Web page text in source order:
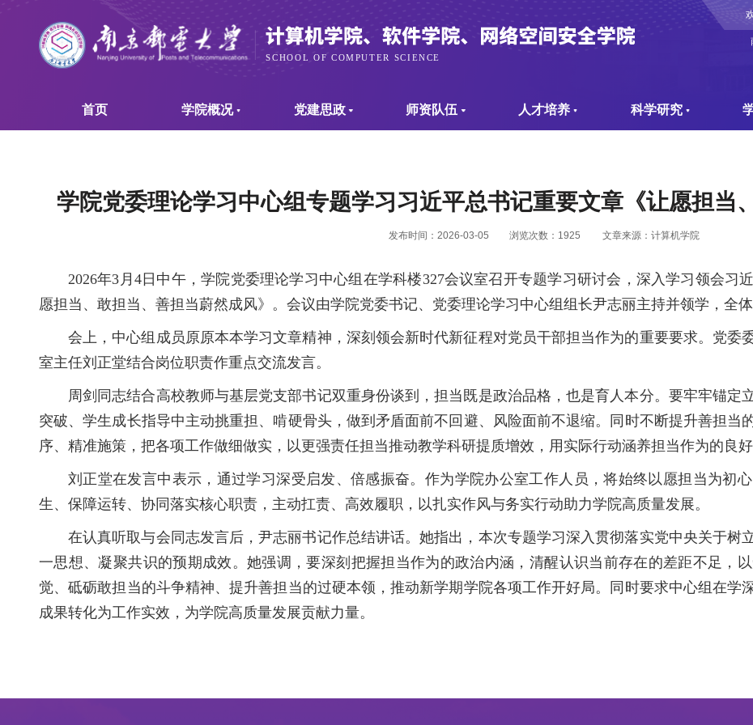
首页 学院概况 党建思政 师资队伍 人才培养 科学研究
学院党委理论学习中心组专题学习习近平总书记重要文章《让愿担当
发布时间：2026-03-05 浏览次数： 1925 文章来源：计算机学院
2026年3月4日中午，学院党委理论学习中心组在学科楼327会议室召开专题学习研讨会，深入学习领会习
愿担当、敢担当、善担当蔚然成风》。会议由学院党委书记、党委理论学习中心组组长尹志丽主持并领学，全体
会上，中心组成员原原本本学习文章精神，深刻领会新时代新征程对党员干部担当作为的重要要求。党委
室主任刘正堂结合岗位职责作重点交流发言。
周剑同志结合高校教师与基层党支部书记双重身份谈到，担当既是政治品格，也是育人本分。要牢牢锚定
突破、学生成长指导中主动挑重担、啃硬骨头，做到矛盾面前不回避、风险面前不退缩。同时不断提升善担当
序、精准施策，把各项工作做细做实，以更强责任担当推动教学科研提质增效，用实际行动涵养担当作为的良好
刘正堂在发言中表示，通过学习深受启发、倍感振奋。作为学院办公室工作人员，将始终以愿担当为初
生、保障运转、协同落实核心职责，主动扛责、高效履职，以扎实作风与务实行动助力学院高质量发展。
在认真听取与会同志发言后，尹志丽书记作总结讲话。她指出，本次专题学习深入贯彻落实党中央关于树
一思想、凝聚共识的预期成效。她强调，要深刻把握担当作为的政治内涵，清醒认识当前存在的差距不足，
觉、砥砺敢担当的斗争精神、提升善担当的过硬本领，推动新学期学院各项工作开好局。同时要求中心组在学
成果转化为工作实效，为学院高质量发展贡献力量。